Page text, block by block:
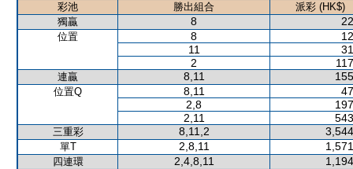
彩池 勝出組合
派彩 (HK$)
獨贏
8
位置 8
11
2
連贏 8,11
位置Q 8,11
2,8
2,11
三重彩 8,11,2
單T 2,8,11
四連環 2,4,8,11